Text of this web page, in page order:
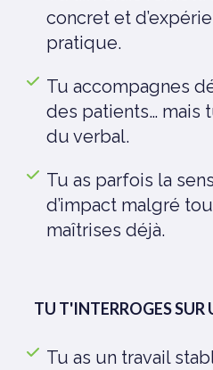
concret et
pratique.
Tu accompagnes
des patients… mais
du verbal.
Tu as parfois la
d’impact malgré
maîtrises déjà.
TU T'INTERROGES SUR
Tu as un travail